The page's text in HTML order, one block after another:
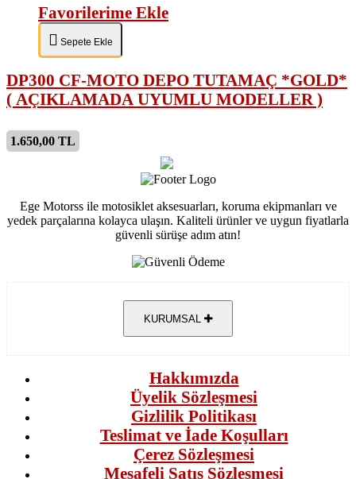
Favorilerime Ekle
Sepete Ekle
DP300 CF-MOTO DEPO TUTAMAÇ *GOLD*
( AÇIKLAMADA UYUMLU MODELLER )
1.650,00 TL
Ege Motorss ile motosiklet aksesuarları, koruma ekipmanları ve
yedek parçalarına kolayca ulaşın. Kaliteli ürünler ve uygun fiyatlarla
güvenli sürüşe adım atın!
KURUMSAL
Hakkımızda
Üyelik Sözleşmesi
Gizlilik Politikası
Teslimat ve İade Koşulları
Çerez Sözleşmesi
Mesafeli Satış Sözleşmesi